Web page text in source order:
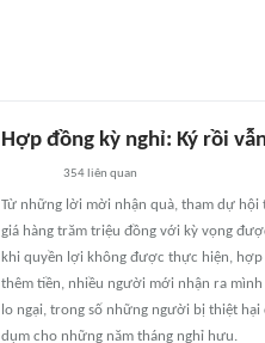
Hợp đồng kỳ nghỉ: Ký rồi
354liên quan
Từ những lời mời nhận quà, tham dự
giá hàng trăm triệu đồng với kỳ vọng
khi quyền lợi không được thực hiện,
thêm tiền, nhiều người mới nhận ra
lo ngại, trong số những người bị thiệt
dụm cho những năm tháng nghỉ hưu.